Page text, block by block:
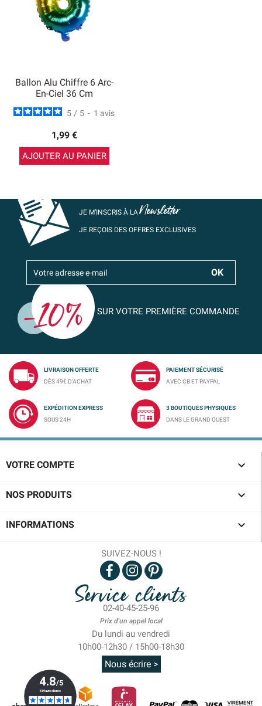
Ballon Alu Chiffre 6 Arc-
En-Ciel 36 Cm
5 / 5 - 1 avis
1,99 €
AJOUTER AU PANIER
JE M’INSCRIS À LANewsletter
JE REÇOIS DES OFFRES EXCLUSIVES
SUR VOTRE PREMIÈRE COMMANDE
LIVRAISON OFFERTE
DÈS 49€ D'ACHAT
PAIEMENT SÉCURISÉ
AVEC CB ET PAYPAL
EXPÉDITION EXPRESS
SOUS 24H
3 BOUTIQUES PHYSIQUES
DANS LE GRAND OUEST
VOTRE COMPTE 
NOS PRODUITS 
INFORMATIONS 
SUIVEZ-NOUS !
Service clients
02-40-45-25-96
Prix d'un appel local
Du lundi au vendredi
10h00-12h30 / 15h00-18h30
Nous écrire >